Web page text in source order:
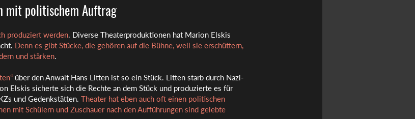
mit politischem Auftrag
produziert werden. Diverse Theaterproduktionen hat Marion Elskis
Denn es gibt Stücke, die gehören auf die Bühne, weil sie erschüttern,
und stärken.
über den Anwalt Hans Litten ist so ein Stück. Litten starb durch Nazi-
Elskis sicherte sich die Rechte an dem Stück und produzierte es für
und Gedenkstätten. Theater hat eben auch oft einen politischen
mit Schülern und Zuschauer nach den Aufführungen sind gelebte